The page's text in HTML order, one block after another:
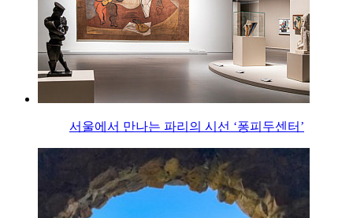
서울에서 만나는 파리의 시선 ‘퐁피두센터’